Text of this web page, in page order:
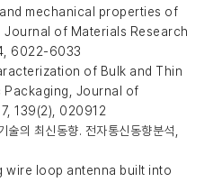
mechanical properties of
of Materials Research
6022-6033
of Bulk and Thin
Packaging, Journal of
139(2), 020912
의 최신동향. 전자통신동향분석,
wire loop antenna built into